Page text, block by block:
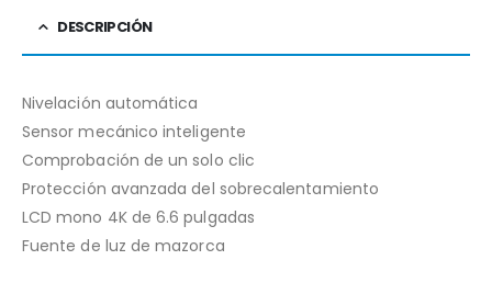
DESCRIPCIÓN
Nivelación automática
Sensor mecánico inteligente
Comprobación de un solo clic
Protección avanzada del sobrecalentamiento
LCD mono 4K de 6.6 pulgadas
Fuente de luz de mazorca